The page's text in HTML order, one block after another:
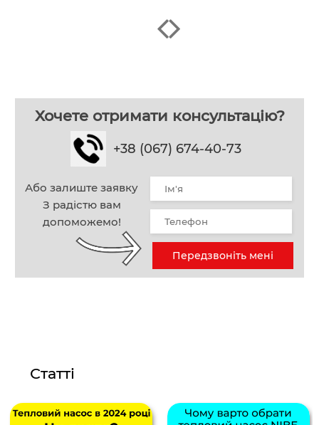
Хочете отримати консультацію?
+38 (067) 674-40-73
Або залиште заявку
З радістю вам
допоможемо!
Передзвоніть мені
Статті